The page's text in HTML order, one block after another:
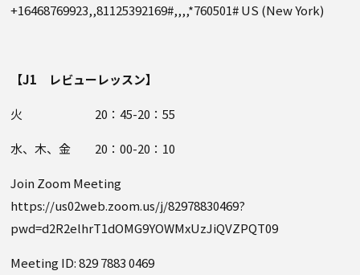
+16468769923,,81125392169#,,,,*760501# US (New York)
【J1 レビューレッスン】
火 20：45-20：55
水、木、金 20：00-20：10
Join Zoom Meeting
https://us02web.zoom.us/j/82978830469?
pwd=d2R2elhrT1dOMG9YOWMxUzJiQVZPQT09
Meeting ID: 829 7883 0469